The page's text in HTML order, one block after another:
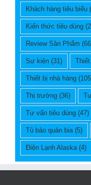
Khách hàng tiêu biểu
Kiến thức tiêu dùng
Review Sản Phẩm
Sự kiện (31)
Thiết bị nhà hàng
Thị trường (36)
Tư vấn tiêu dùng (47)
Tủ bảo quản bia(5)
Điện Lạnh Alaska(4)